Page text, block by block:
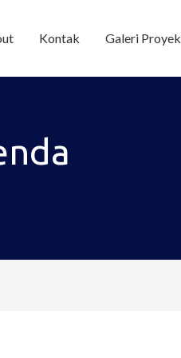
Kontak Galeri Proyek